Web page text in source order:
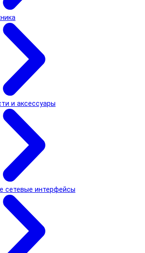
и аксессуары
сетевые интерфейсы